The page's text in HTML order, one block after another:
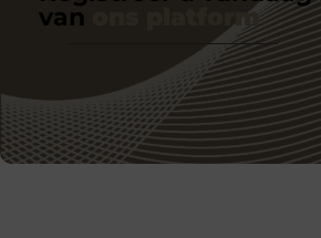
van
ons platform